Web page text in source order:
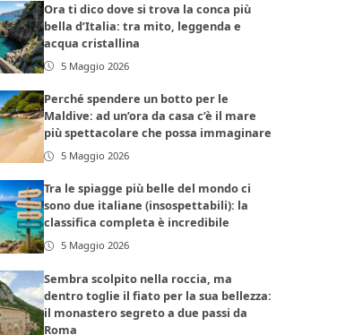
Ora ti dico dove si trova la conca più
bella d’Italia: tra mito, leggenda e
acqua cristallina
5 Maggio 2026
Perché spendere un botto per le
Maldive: ad un’ora da casa c’è il mare
più spettacolare che possa immaginare
5 Maggio 2026
Tra le spiagge più belle del mondo ci
sono due italiane (insospettabili): la
classifica completa è incredibile
5 Maggio 2026
Sembra scolpito nella roccia, ma
dentro toglie il fiato per la sua bellezza:
il monastero segreto a due passi da
Roma